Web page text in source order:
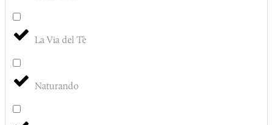
La Via del Tè
Naturando